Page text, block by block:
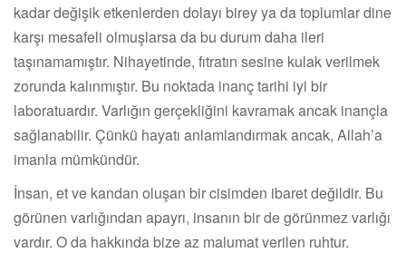
kadar değişik etkenlerden dolayı birey ya da toplumlar dine
karşı mesafeli olmuşlarsa da bu durum daha ileri
taşınamamıştır. Nihayetinde, fıtratın sesine kulak verilmek
zorunda kalınmıştır. Bu noktada inanç tarihi iyi bir
laboratuardır. Varlığın gerçekliğini kavramak ancak inançla
sağlanabilir. Çünkü hayatı anlamlandırmak ancak, Allah’a
imanla mümkündür.
İnsan, et ve kandan oluşan bir cisimden ibaret değildir. Bu
görünen varlığından apayrı, insanın bir de görünmez varlığı
vardır. O da hakkında bize az malumat verilen ruhtur.